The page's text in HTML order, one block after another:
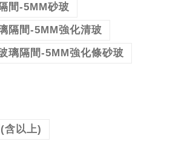
間-5MM砂玻
隔間-5MM強化清玻
璃隔間-5MM強化條砂玻
含以上)